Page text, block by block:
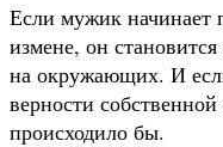
Если мужик начинает
измене, он
на окружающих. И
верности
происходило бы.